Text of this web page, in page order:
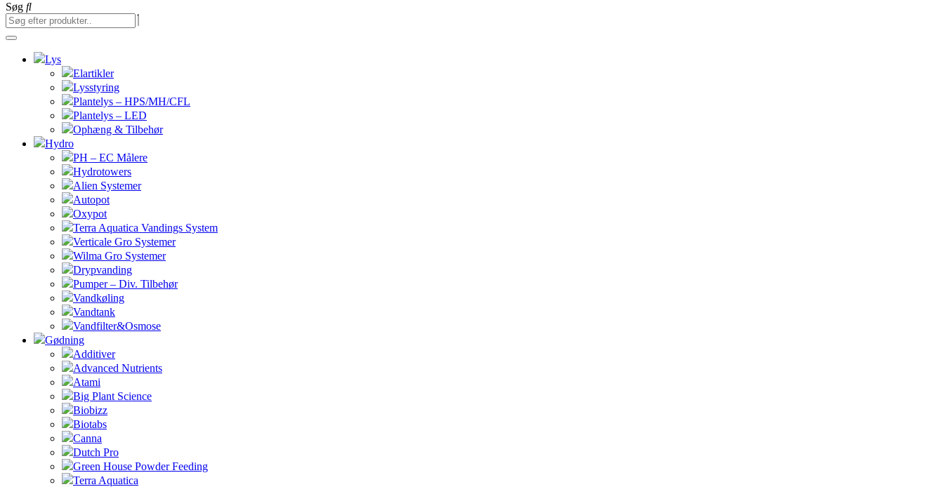
Søg
Lys
Elartikler
Lysstyring
Plantelys – HPS/MH/CFL
Plantelys – LED
Ophæng & Tilbehør
Hydro
PH – EC Målere
Hydrotowers
Alien Systemer
Autopot
Oxypot
Terra Aquatica Vandings System
Verticale Gro Systemer
Wilma Gro Systemer
Drypvanding
Pumper – Div. Tilbehør
Vandkøling
Vandtank
Vandfilter&Osmose
Gødning
Additiver
Advanced Nutrients
Atami
Big Plant Science
Biobizz
Biotabs
Canna
Dutch Pro
Green House Powder Feeding
Terra Aquatica